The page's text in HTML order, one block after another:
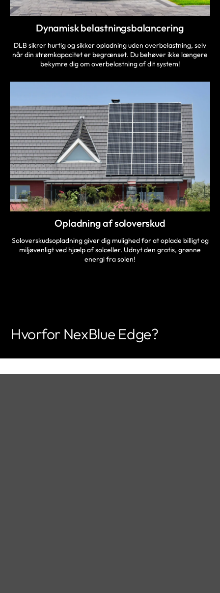
Dynamisk belastningsbalancering
DLB sikrer hurtig og sikker opladning uden overbelastning, selv
når din strømkapacitet er begrænset. Du behøver ikke længere
bekymre dig om overbelastning af dit system!
Opladning af soloverskud
Soloverskudsopladning giver dig mulighed for at oplade billigt og
miljøvenligt ved hjælp af solceller. Udnyt den gratis, grønne
energi fra solen!
Hvorfor NexBlue Edge?